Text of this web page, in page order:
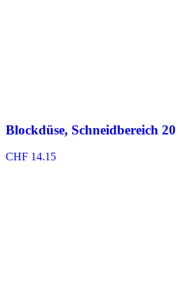
Blockdüse, Schneidbereich
CHF 14.15